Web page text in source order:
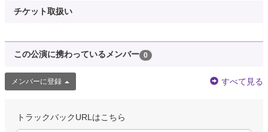
チケット取扱い
この公演に携わっているメンバー 0
メンバーに登録 すべて見る
トラックバックURLはこちら